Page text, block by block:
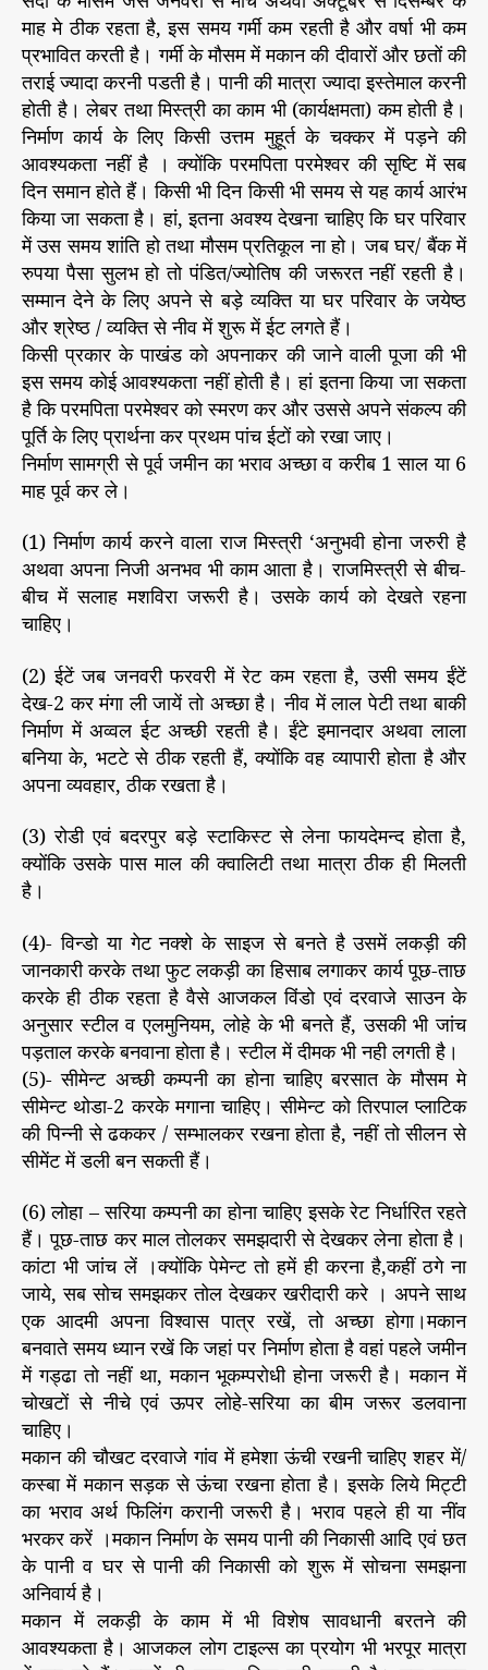
माह मे ठीक रहता है, इस समय गर्मी कम रहती है और वर्षा भी कम
प्रभावित करती है। गर्मी के मौसम में मकान की दीवारों और छतों की
तराई ज्यादा करनी पडती है। पानी की मात्रा ज्यादा इस्तेमाल करनी
होती है। लेबर तथा मिस्त्री का काम भी (कार्यक्षमता) कम होती है।
निर्माण कार्य के लिए किसी उत्तम मुहूर्त के चक्कर में पड़ने की
आवश्यकता नहीं है । क्योंकि परमपिता परमेश्वर की सृष्टि में सब
दिन समान होते हैं। किसी भी दिन किसी भी समय से यह कार्य आरंभ
किया जा सकता है। हां, इतना अवश्य देखना चाहिए कि घर परिवार
में उस समय शांति हो तथा मौसम प्रतिकूल ना हो। जब घर/ बैंक में
रुपया पैसा सुलभ हो तो पंडित/ज्योतिष की जरूरत नहीं रहती है।
सम्मान देने के लिए अपने से बड़े व्यक्ति या घर परिवार के जयेष्ठ
और श्रेष्ठ / व्यक्ति से नीव में शुरू में ईट लगते हैं।
किसी प्रकार के पाखंड को अपनाकर की जाने वाली पूजा की भी
इस समय कोई आवश्यकता नहीं होती है। हां इतना किया जा सकता
है कि परमपिता परमेश्वर को स्मरण कर और उससे अपने संकल्प की
पूर्ति के लिए प्रार्थना कर प्रथम पांच ईटों को रखा जाए।
निर्माण सामग्री से पूर्व जमीन का भराव अच्छा व करीब 1 साल या 6
माह पूर्व कर ले।
(1) निर्माण कार्य करने वाला राज मिस्त्री ‘अनुभवी होना जरुरी है
अथवा अपना निजी अनभव भी काम आता है। राजमिस्त्री से बीच-
बीच में सलाह मशविरा जरूरी है। उसके कार्य को देखते रहना
चाहिए।
(2) ईटें जब जनवरी फरवरी में रेट कम रहता है, उसी समय ईंटें
देख-2 कर मंगा ली जायें तो अच्छा है। नीव में लाल पेटी तथा बाकी
निर्माण में अव्वल ईट अच्छी रहती है। ईंटे इमानदार अथवा लाला
बनिया के, भटटे से ठीक रहती हैं, क्योंकि वह व्यापारी होता है और
अपना व्यवहार, ठीक रखता है।
(3) रोडी एवं बदरपुर बड़े स्टाकिस्ट से लेना फायदेमन्द होता है,
क्योंकि उसके पास माल की क्वालिटी तथा मात्रा ठीक ही मिलती
है।
(4)- विन्डो या गेट नक्शे के साइज से बनते है उसमें लकड़ी की
जानकारी करके तथा फुट लकड़ी का हिसाब लगाकर कार्य पूछ-ताछ
करके ही ठीक रहता है वैसे आजकल विंडो एवं दरवाजे साउन के
अनुसार स्टील व एलमुनियम, लोहे के भी बनते हैं, उसकी भी जांच
पड़ताल करके बनवाना होता है। स्टील में दीमक भी नही लगती है।
(5)- सीमेन्ट अच्छी कम्पनी का होना चाहिए बरसात के मौसम मे
सीमेन्ट थोडा-2 करके मगाना चाहिए। सीमेन्ट को तिरपाल प्लाटिक
की पिन्नी से ढककर / सम्भालकर रखना होता है, नहीं तो सीलन से
सीमेंट में डली बन सकती हैं।
(6) लोहा – सरिया कम्पनी का होना चाहिए इसके रेट निर्धारित रहते
हैं। पूछ-ताछ कर माल तोलकर समझदारी से देखकर लेना होता है।
कांटा भी जांच लें ।क्योंकि पेमेन्ट तो हमें ही करना है,कहीं ठगे ना
जाये, सब सोच समझकर तोल देखकर खरीदारी करे । अपने साथ
एक आदमी अपना विश्वास पात्र रखें, तो अच्छा होगा।मकान
बनवाते समय ध्यान रखें कि जहां पर निर्माण होता है वहां पहले जमीन
में गड्ढा तो नहीं था, मकान भूकम्परोधी होना जरूरी है। मकान में
चोखटों से नीचे एवं ऊपर लोहे-सरिया का बीम जरूर डलवाना
चाहिए।
मकान की चौखट दरवाजे गांव में हमेशा ऊंची रखनी चाहिए शहर में/
कस्बा में मकान सड़क से ऊंचा रखना होता है। इसके लिये मिट्टी
का भराव अर्थ फिलिंग करानी जरूरी है। भराव पहले ही या नींव
भरकर करें ।मकान निर्माण के समय पानी की निकासी आदि एवं छत
के पानी व घर से पानी की निकासी को शुरू में सोचना समझना
अनिवार्य है।
मकान में लकड़ी के काम में भी विशेष सावधानी बरतने की
आवश्यकता है। आजकल लोग टाइल्स का प्रयोग भी भरपूर मात्रा